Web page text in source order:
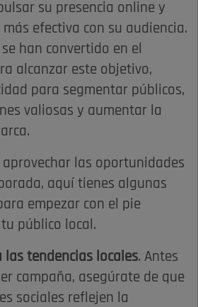
su presencia online y
efectiva con su audiencia.
han convertido en el
alcanzar este objetivo,
para segmentar públicos,
valiosas y aumentar la
las oportunidades
aquí tienes algunas
empezar con el pie
público local.
las tendencias locales. Antes
campaña, asegúrate de que
sociales reflejen la